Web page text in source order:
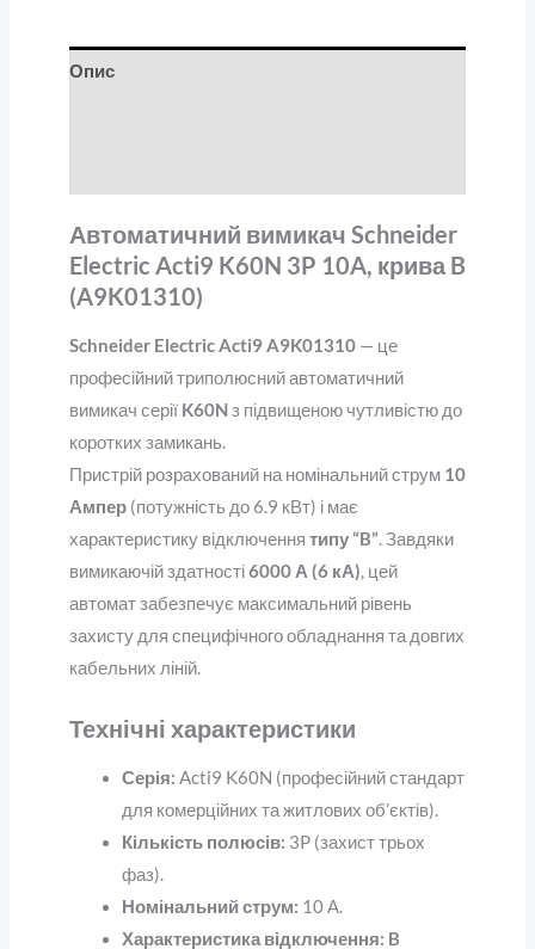
Опис
Автоматичний вимикач Schneider
Electric Acti9 K60N 3P 10A, крива B
(A9K01310)
Schneider Electric Acti9 A9K01310— це
професійний триполюсний автоматичний
вимикач серії K60Nз підвищеною чутливістю до
коротких замикань.
Пристрій розрахований на номінальний струм 10
Ампер(потужність до 6.9 кВт) і має
характеристику відключення типу “B”. Завдяки
вимикаючій здатності6000 А (6 кА), цей
автомат забезпечує максимальний рівень
захисту для специфічного обладнання та довгих
кабельних ліній.
Технічні характеристики
Серія: Acti9 K60N (професійний стандарт
для комерційних та житлових об’єктів).
Кількість полюсів: 3P (захист трьох
фаз).
Номінальний струм: 10 А.
Характеристика відключення: B